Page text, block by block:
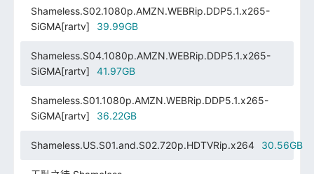
Shameless.S02.1080p.AMZN.WEBRip.DDP5.1.x265-
SiGMA[rartv]
39.99GB
Shameless.S04.1080p.AMZN.WEBRip.DDP5.1.x265-
SiGMA[rartv]
41.97GB
Shameless.S01.1080p.AMZN.WEBRip.DDP5.1.x265-
SiGMA[rartv]
36.22GB
Shameless.US.S01.and.S02.720p.HDTVRip.x264 30.56GB